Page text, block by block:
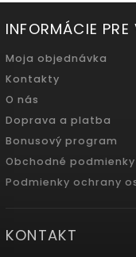
INFORMÁCIE PRE
Moja objednávka
Kontakty
O nás
Doprava a platba
Bonusový program
Obchodné podmienky
Podmienky ochrany
KONTAKT